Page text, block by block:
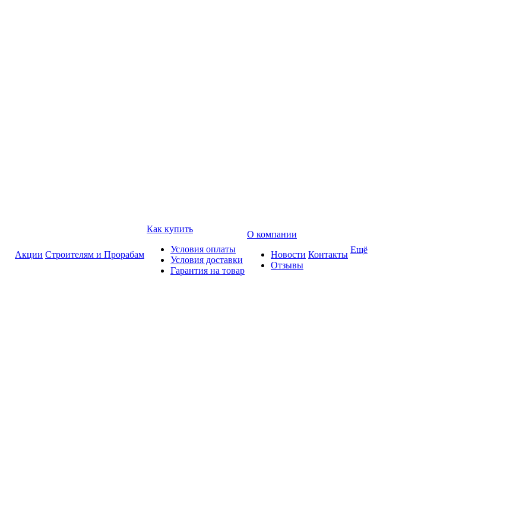
Акции Строителям и Прорабам
Как купить
Условия оплаты
Условия доставки
Гарантия на товар
О компании
Новости
Отзывы
Контакты Ещё